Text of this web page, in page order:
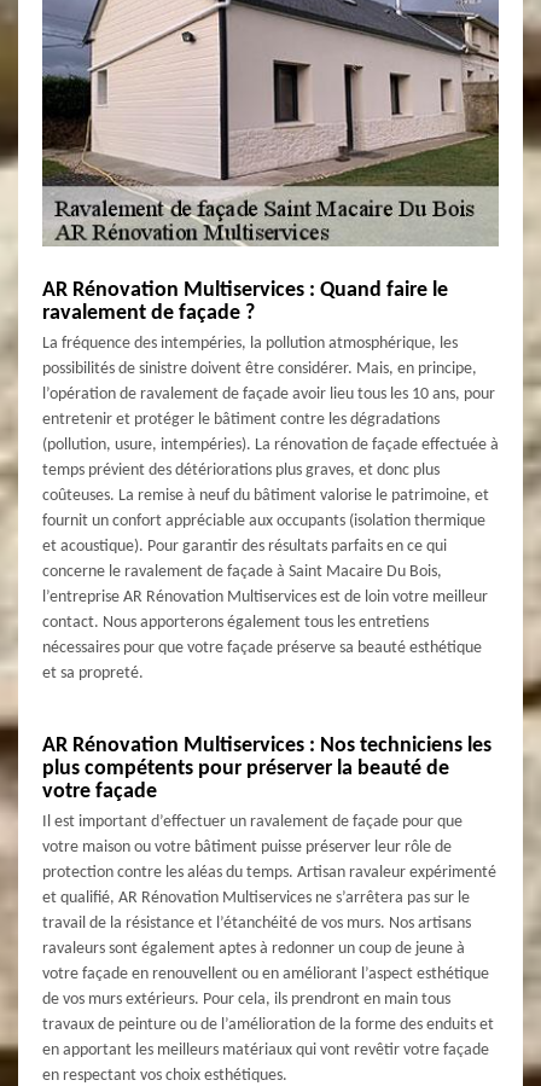
AR Rénovation Multiservices : Quand faire le
ravalement de façade ?
La fréquence des intempéries, la pollution atmosphérique, les
possibilités de sinistre doivent être considérer. Mais, en principe,
l’opération de ravalement de façade avoir lieu tous les 10 ans, pour
entretenir et protéger le bâtiment contre les dégradations
(pollution, usure, intempéries). La rénovation de façade effectuée à
temps prévient des détériorations plus graves, et donc plus
coûteuses. La remise à neuf du bâtiment valorise le patrimoine, et
fournit un confort appréciable aux occupants (isolation thermique
et acoustique). Pour garantir des résultats parfaits en ce qui
concerne le ravalement de façade à Saint Macaire Du Bois,
l’entreprise AR Rénovation Multiservices est de loin votre meilleur
contact. Nous apporterons également tous les entretiens
nécessaires pour que votre façade préserve sa beauté esthétique
et sa propreté.
AR Rénovation Multiservices : Nos techniciens les
plus compétents pour préserver la beauté de
votre façade
Il est important d’effectuer un ravalement de façade pour que
votre maison ou votre bâtiment puisse préserver leur rôle de
protection contre les aléas du temps. Artisan ravaleur expérimenté
et qualifié, AR Rénovation Multiservices ne s’arrêtera pas sur le
travail de la résistance et l’étanchéité de vos murs. Nos artisans
ravaleurs sont également aptes à redonner un coup de jeune à
votre façade en renouvellent ou en améliorant l’aspect esthétique
de vos murs extérieurs. Pour cela, ils prendront en main tous
travaux de peinture ou de l’amélioration de la forme des enduits et
en apportant les meilleurs matériaux qui vont revêtir votre façade
en respectant vos choix esthétiques.